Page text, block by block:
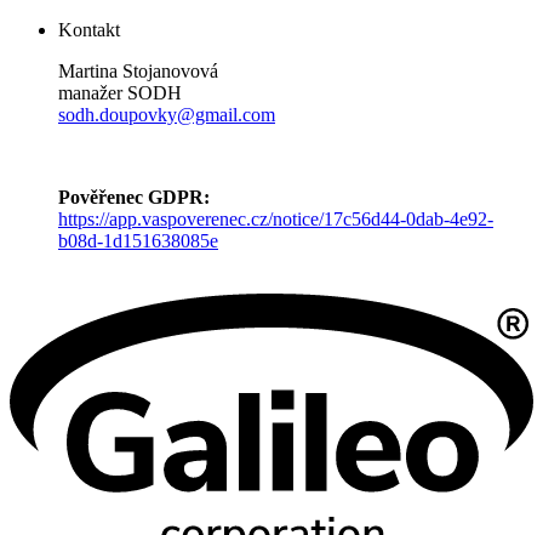
Kontakt
Martina Stojanovová
manažer SODH
sodh.doupovky@gmail.com
Pověřenec GDPR:
https://app.vaspoverenec.cz/notice/17c56d44-0dab-4e92-
b08d-1d151638085e